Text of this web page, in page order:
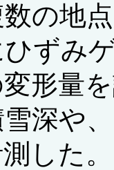
の地
ずみ
形量
深や
した。